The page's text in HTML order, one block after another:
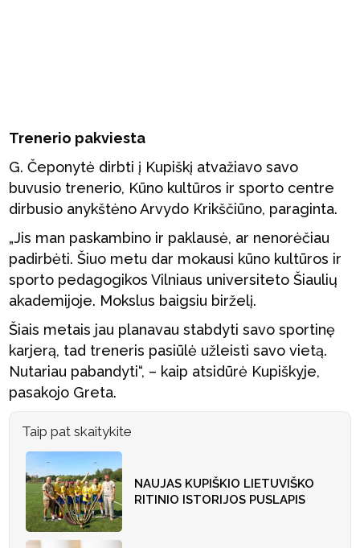
Trenerio pakviesta
G. Čeponytė dirbti į Kupiškį atvažiavo savo
buvusio trenerio, Kūno kultūros ir sporto centre
dirbusio anykštėno Arvydo Krikščiūno, paraginta.
„Jis man paskambino ir paklausė, ar nenorėčiau
padirbėti. Šiuo metu dar mokausi kūno kultūros ir
sporto pedagogikos Vilniaus universiteto Šiaulių
akademijoje. Mokslus baigsiu birželį.
Šiais metais jau planavau stabdyti savo sportinę
karjerą, tad treneris pasiūlė užleisti savo vietą.
Nutariau pabandyti“, – kaip atsidūrė Kupiškyje,
pasakojo Greta.
Taip pat skaitykite
NAUJAS KUPIŠKIO LIETUVIŠKO
RITINIO ISTORIJOS PUSLAPIS